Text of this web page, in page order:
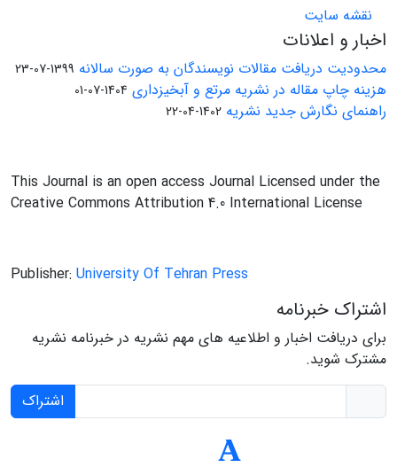
نقشه سایت
اخبار و اعلانات
محدودیت دریافت مقالات نویسندگان به صورت سالانه 1399-07-23
هزینه چاپ مقاله در نشریه مرتع و آبخیزداری 1404-07-01
راهنمای نگارش جدید نشریه 1402-04-22
This Journal is an open access Journal Licensed under the
Creative Commons Attribution 4.0 International License
Publisher: University Of Tehran Press
اشتراک خبرنامه
برای دریافت اخبار و اطلاعیه های مهم نشریه در خبرنامه نشریه
مشترک شوید.
اشتراک